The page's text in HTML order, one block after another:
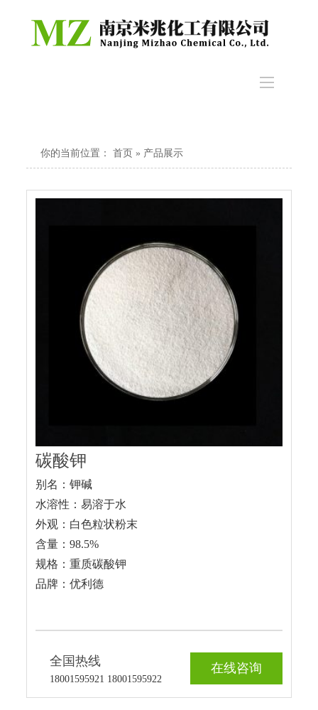
你的当前位置：首页 » 产品展示
碳酸钾
别名：钾碱
水溶性：易溶于水
外观：白色粒状粉末
含量：98.5%
规格：重质碳酸钾
品牌：优利德
全国热线
18001595921 18001595922
在线咨询